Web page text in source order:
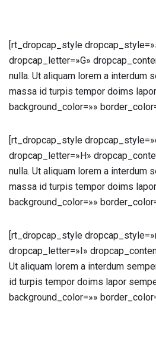
[rt_dropcap_style
dropcap_letter=»G»
nulla. Ut aliquam lorem a interdum
massa id turpis tempor doims
background_color=»»
[rt_dropcap_style
dropcap_letter=»H»
nulla. Ut aliquam lorem a interdum
massa id turpis tempor doims
background_color=»»
[rt_dropcap_style
dropcap_letter=»I»
Ut aliquam lorem a interdum
id turpis tempor doims lapor
background_color=»»